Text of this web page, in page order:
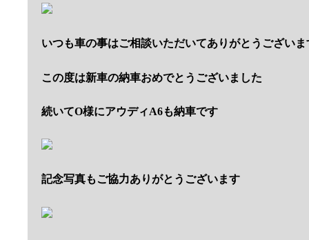
いつも車の事はご相談いただいてありがとうございま
この度は新車の納車おめでとうございました
続いてO様にアウディA6も納車です
記念写真もご協力ありがとうございます